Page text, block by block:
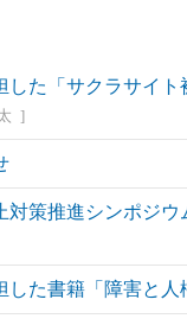
た「サクラサイ
対策推進シンポジ
た書籍「障害と人